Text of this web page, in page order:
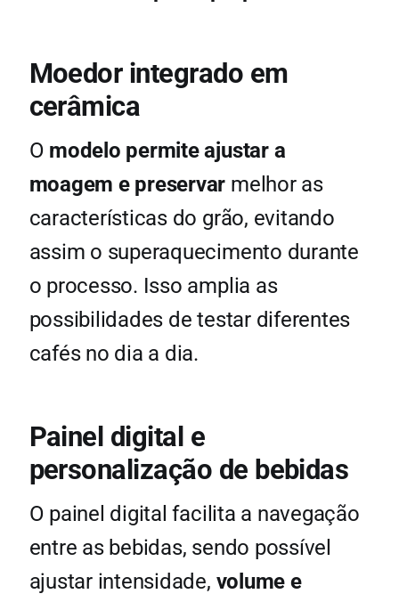
Moedor integrado em
cerâmica
O modelo permite ajustar a
moagem e preservar melhor as
características do grão, evitando
assim o superaquecimento durante
o processo. Isso amplia as
possibilidades de testar diferentes
cafés no dia a dia.
Painel digital e
personalização de bebidas
O painel digital facilita a navegação
entre as bebidas, sendo possível
ajustar intensidade, volume e